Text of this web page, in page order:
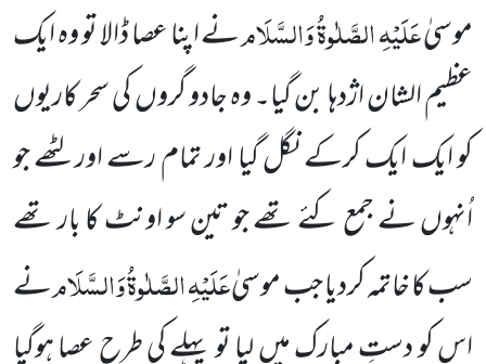
موسیٰعَلَیْہِ الصَّلٰوۃُ وَالسَّلَامنے اپنا عصا ڈالا تو وہ ایک
عظیم الشان اژدہا بن گیا۔ وہ جادو گروں کی سحر کاریوں
کو ایک ایک کرکے نگل گیا اور تمام رسے اور لٹھےجو
اُنہوں نے جمع کئے تھے جو تین سو اونٹ کا بار تھے
سب کا خاتمہ کردیا جب موسیٰعَلَیْہِ الصَّلٰوۃُ وَالسَّلَامنے
اس کو دستِ مبارکمیں لیا تو پہلے کی طرح عصا ہوگیا